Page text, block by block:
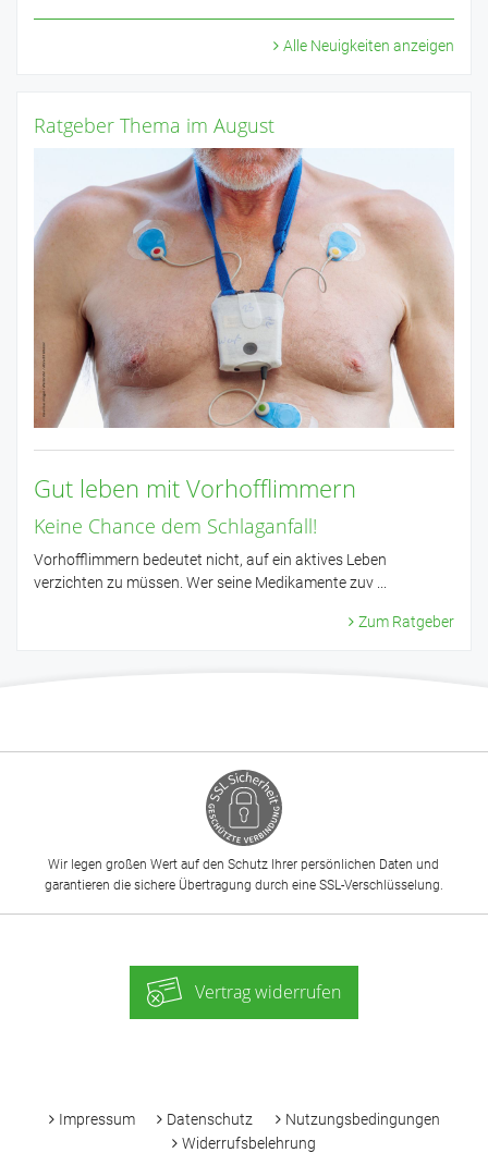
Alle Neuigkeiten anzeigen
Ratgeber Thema im August
Gut leben mit Vorhofflimmern
Keine Chance dem Schlaganfall!
Vorhofflimmern bedeutet nicht, auf ein aktives Leben
verzichten zu müssen. Wer seine Medikamente zuv ...
Zum Ratgeber
Wir legen großen Wert auf den Schutz Ihrer persönlichen Daten und
garantieren die sichere Übertragung durch eine SSL-Verschlüsselung.
Vertrag widerrufen
Impressum Datenschutz
Nutzungsbedingungen
Widerrufsbelehrung